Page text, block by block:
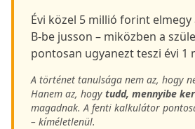
Évi közel 5 millió forint
B-be jusson – miközben a
pontosan ugyanezt teszi évi 1
A történet tanulsága nem az, hogy
Hanem az, hogy tudd, mennyibe
magadnak. A fenti kalkulátor
– kíméletlenül.